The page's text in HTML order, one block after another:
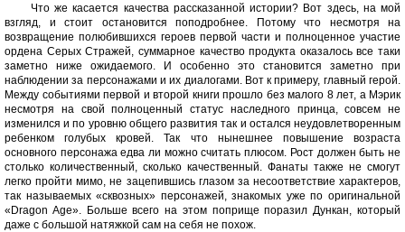
Что же касается качества рассказанной истории? Вот здесь, на мой
взгляд, и стоит остановится поподробнее. Потому что несмотря на
возвращение полюбившихся героев первой части и полноценное участие
ордена Серых Стражей, суммарное качество продукта оказалось все таки
заметно ниже ожидаемого. И особенно это становится заметно при
наблюдении за персонажами и их диалогами. Вот к примеру, главный герой.
Между событиями первой и второй книги прошло без малого 8 лет, а Мэрик
несмотря на свой полноценный статус наследного принца, совсем не
изменился и по уровню общего развития так и остался неудовлетворенным
ребенком голубых кровей. Так что нынешнее повышение возраста
основного персонажа едва ли можно считать плюсом. Рост должен быть не
столько количественный, сколько качественный. Фанаты также не смогут
легко пройти мимо, не зацепившись глазом за несоответствие характеров,
так называемых «сквозных» персонажей, знакомых уже по оригинальной
«Dragon Age». Больше всего на этом поприще поразил Дункан, который
даже с большой натяжкой сам на себя не похож.